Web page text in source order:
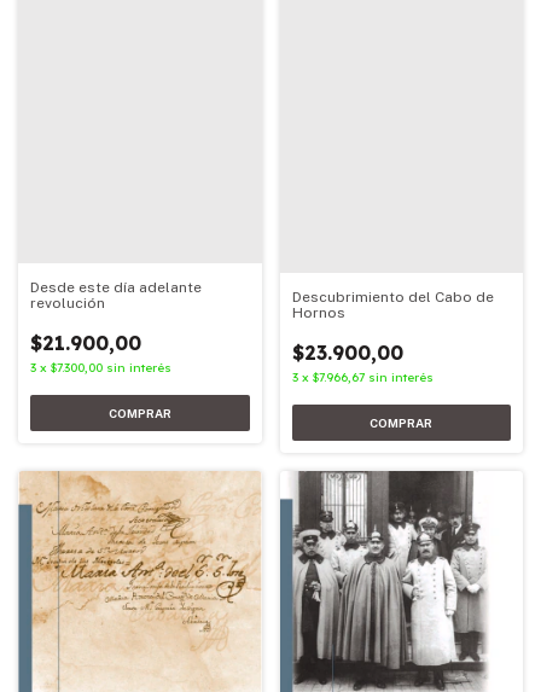
Desde este día adelante
revolución
$21.900,00
3 x $7.300,00 sin interés
Descubrimiento del Cabo de
Hornos
$23.900,00
3 x $7.966,67 sin interés